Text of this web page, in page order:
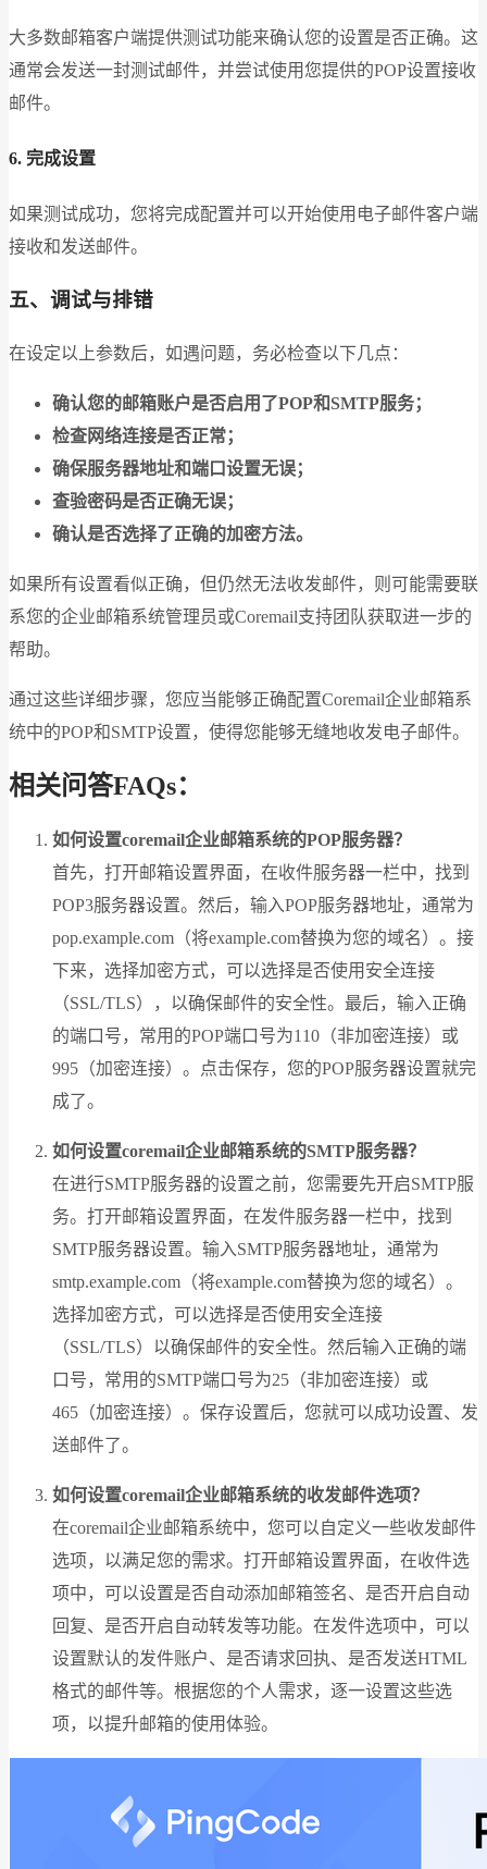
大多数邮箱客户端提供测试功能来确认您的设置是否正确。这
通常会发送一封测试邮件，并尝试使用您提供的POP设置接收
邮件。
6. 完成设置
如果测试成功，您将完成配置并可以开始使用电子邮件客户端
接收和发送邮件。
五、调试与排错
在设定以上参数后，如遇问题，务必检查以下几点：
确认您的邮箱账户是否启用了POP和SMTP服务；
检查网络连接是否正常；
确保服务器地址和端口设置无误；
查验密码是否正确无误；
确认是否选择了正确的加密方法。
如果所有设置看似正确，但仍然无法收发邮件，则可能需要联
系您的企业邮箱系统管理员或Coremail支持团队获取进一步的
帮助。
通过这些详细步骤，您应当能够正确配置Coremail企业邮箱系
统中的POP和SMTP设置，使得您能够无缝地收发电子邮件。
相关问答FAQs：
如何设置coremail企业邮箱系统的POP服务器？
首先，打开邮箱设置界面，在收件服务器一栏中，找到
POP3服务器设置。然后，输入POP服务器地址，通常为
pop.example.com（将example.com替换为您的域名）。接
下来，选择加密方式，可以选择是否使用安全连接
（SSL/TLS），以确保邮件的安全性。最后，输入正确
的端口号，常用的POP端口号为110（非加密连接）或
995（加密连接）。点击保存，您的POP服务器设置就完
成了。
如何设置coremail企业邮箱系统的SMTP服务器？
在进行SMTP服务器的设置之前，您需要先开启SMTP服
务。打开邮箱设置界面，在发件服务器一栏中，找到
SMTP服务器设置。输入SMTP服务器地址，通常为
smtp.example.com（将example.com替换为您的域名）。
选择加密方式，可以选择是否使用安全连接
（SSL/TLS）以确保邮件的安全性。然后输入正确的端
口号，常用的SMTP端口号为25（非加密连接）或
465（加密连接）。保存设置后，您就可以成功设置、发
送邮件了。
如何设置coremail企业邮箱系统的收发邮件选项？
在coremail企业邮箱系统中，您可以自定义一些收发邮件
选项，以满足您的需求。打开邮箱设置界面，在收件选
项中，可以设置是否自动添加邮箱签名、是否开启自动
回复、是否开启自动转发等功能。在发件选项中，可以
设置默认的发件账户、是否请求回执、是否发送HTML
格式的邮件等。根据您的个人需求，逐一设置这些选
项，以提升邮箱的使用体验。